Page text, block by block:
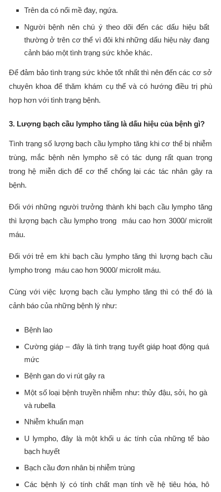
Trên da có nổi mề đay, ngứa.
Người bệnh nên chú ý theo dõi đến các dấu hiệu bất
thường ở trên cơ thể vì đôi khi những dấu hiệu này đang
cảnh báo một tình trạng sức khỏe khác.
Để đảm bảo tình trạng sức khỏe tốt nhất thì nên đến các cơ sở
chuyên khoa để thăm khám cụ thể và có hướng điều trị phù
hợp hơn với tình trạng bệnh.
3. Lượng bạch cầu lympho tăng là dấu hiệu của bệnh gì?
Tình trạng số lượng bạch cầu lympho tăng khi cơ thể bị nhiễm
trùng, mắc bệnh nên lympho sẽ có tác dụng rất quan trọng
trong hệ miễn dịch để cơ thể chống lại các tác nhân gây ra
bệnh.
Đối với những người trưởng thành khi bạch cầu lympho tăng
thì lượng bạch cầu lympho trong máu cao hơn 3000/ microlit
máu.
Đối với trẻ em khi bạch cầu lympho tăng thì lượng bạch cầu
lympho trong máu cao hơn 9000/ microlit máu.
Cùng với việc lượng bạch cầu lympho tăng thì có thể đó là
cảnh báo của những bệnh lý như:
Bệnh lao
Cường giáp – đây là tình trạng tuyết giáp hoạt động quá
mức
Bệnh gan do vi rút gây ra
Một số loại bệnh truyền nhiễm như: thủy đậu, sởi, ho gà
và rubella
Nhiễm khuẩn mạn
U lympho, đây là một khối u ác tính của những tế bào
bạch huyết
Bạch cầu đơn nhân bị nhiễm trùng
Các bệnh lý có tính chất mạn tính về hệ tiêu hóa, hô